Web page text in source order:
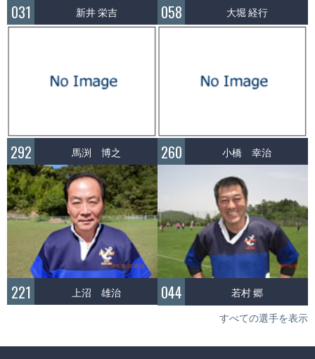
031 新井 栄吉 058 大堀 経行
292 馬渕 博之 260 小橋 幸治
221 上沼 雄治 044 若村 郷
すべての選手を表示